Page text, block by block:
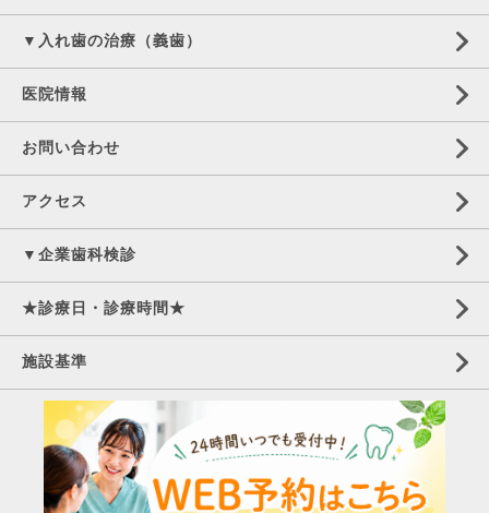
▼入れ歯の治療（義歯）
医院情報
お問い合わせ
アクセス
▼企業歯科検診
★診療日・診療時間★
施設基準